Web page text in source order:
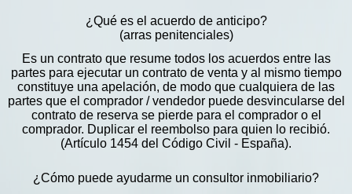
¿Qué es el acuerdo de anticipo?
(arras penitenciales)
Es un contrato que resume todos los acuerdos entre las
partes para ejecutar un contrato de venta y al mismo tiempo
constituye una apelación, de modo que cualquiera de las
partes que el comprador / vendedor puede desvincularse del
contrato de reserva se pierde para el comprador o el
comprador. Duplicar el reembolso para quien lo recibió.
(Artículo 1454 del Código Civil - España).
¿Cómo puede ayudarme un consultor inmobiliario?